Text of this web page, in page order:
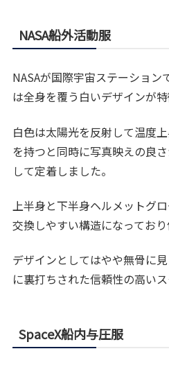
NASA船外活動服
NASAが国際宇宙ステーショ
は全身を覆う白いデザインが特
白色は太陽光を反射して温度
を持つと同時に写真映えの良
して定着しました。
上半身と下半身ヘルメットグ
交換しやすい構造になっており
デザインとしてはやや無骨に
に裏打ちされた信頼性の高いス
SpaceX船内与圧服